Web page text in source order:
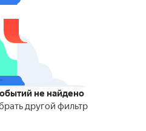
не найдено
другой фильтр